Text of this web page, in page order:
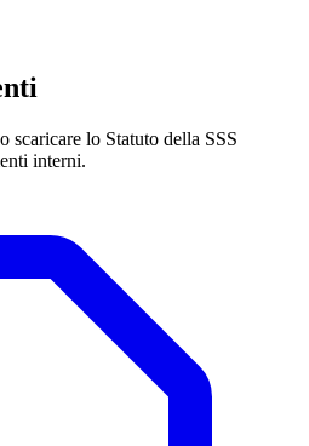
scaricare lo Statuto della SSS
interni.